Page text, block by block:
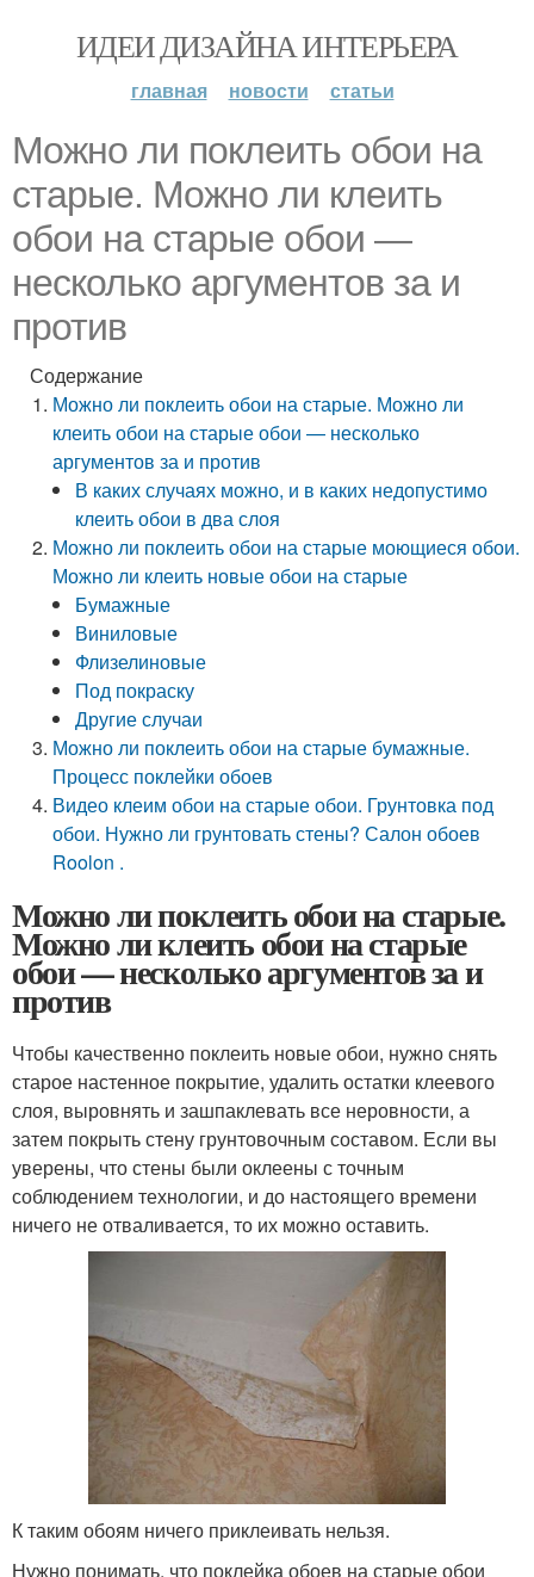
ИДЕИ ДИЗАЙНА ИНТЕРЬЕРА
главная новости статьи
Можно ли поклеить обои на
старые. Можно ли клеить
обои на старые обои —
несколько аргументов за и
против
Содержание
Можно ли поклеить обои на старые. Можно ли
клеить обои на старые обои — несколько
аргументов за и против
В каких случаях можно, и в каких недопустимо
клеить обои в два слоя
Можно ли поклеить обои на старые моющиеся обои.
Можно ли клеить новые обои на старые
Бумажные
Виниловые
Флизелиновые
Под покраску
Другие случаи
Можно ли поклеить обои на старые бумажные.
Процесс поклейки обоев
Видео клеим обои на старые обои. Грунтовка под
обои. Нужно ли грунтовать стены? Салон обоев
Roolon .
Можно ли поклеить обои на старые.
Можно ли клеить обои на старые
обои — несколько аргументов за и
против
Чтобы качественно поклеить новые обои, нужно снять
старое настенное покрытие, удалить остатки клеевого
слоя, выровнять и зашпаклевать все неровности, а
затем покрыть стену грунтовочным составом. Если вы
уверены, что стены были оклеены с точным
соблюдением технологии, и до настоящего времени
ничего не отваливается, то их можно оставить.
К таким обоям ничего приклеивать нельзя.
Нужно понимать, что поклейка обоев на старые обои